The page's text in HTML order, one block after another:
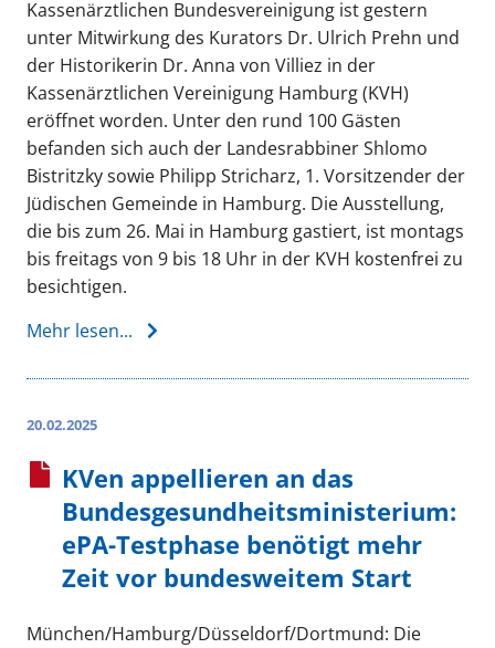
Kassenärztlichen Bundesvereinigung ist gestern
unter Mitwirkung des Kurators Dr. Ulrich Prehn und
der Historikerin Dr. Anna von Villiez in der
Kassenärztlichen Vereinigung Hamburg (KVH)
eröffnet worden. Unter den rund 100 Gästen
befanden sich auch der Landesrabbiner Shlomo
Bistritzky sowie Philipp Stricharz, 1. Vorsitzender der
Jüdischen Gemeinde in Hamburg. Die Ausstellung,
die bis zum 26. Mai in Hamburg gastiert, ist montags
bis freitags von 9 bis 18 Uhr in der KVH kostenfrei zu
besichtigen.
Mehr lesen...
20.02.2025
KVen appellieren an das
Bundesgesundheitsministerium:
ePA-Testphase benötigt mehr
Zeit vor bundesweitem Start
München/Hamburg/Düsseldorf/Dortmund: Die